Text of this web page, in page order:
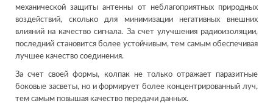
механической защиты антенны от неблагоприятных природных
воздействий, сколько для минимизации негативных внешних
влияний на качество сигнала. За счет улучшения радиоизоляции,
последний становится более устойчивым, тем самым обеспечивая
лучшее качество соединения.
За счет своей формы, колпак не только отражает паразитные
боковые засветы, но и формирует более концентрированный луч,
тем самым повышая качество передачи данных.